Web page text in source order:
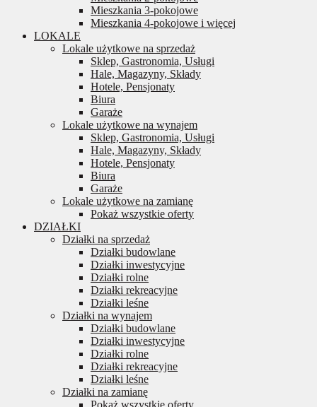
Mieszkania 3-pokojowe
Mieszkania 4-pokojowe i więcej
LOKALE
Lokale użytkowe na sprzedaż
Sklep, Gastronomia, Usługi
Hale, Magazyny, Składy
Hotele, Pensjonaty
Biura
Garaże
Lokale użytkowe na wynajem
Sklep, Gastronomia, Usługi
Hale, Magazyny, Składy
Hotele, Pensjonaty
Biura
Garaże
Lokale użytkowe na zamianę
Pokaż wszystkie oferty
DZIAŁKI
Działki na sprzedaż
Działki budowlane
Działki inwestycyjne
Działki rolne
Działki rekreacyjne
Działki leśne
Działki na wynajem
Działki budowlane
Działki inwestycyjne
Działki rolne
Działki rekreacyjne
Działki leśne
Działki na zamianę
Pokaż wszystkie oferty